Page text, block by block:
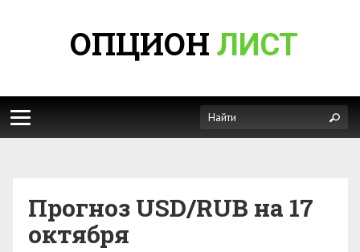
ОПЦИОН ЛИСТ
Прогноз USD/RUB на 17
октября